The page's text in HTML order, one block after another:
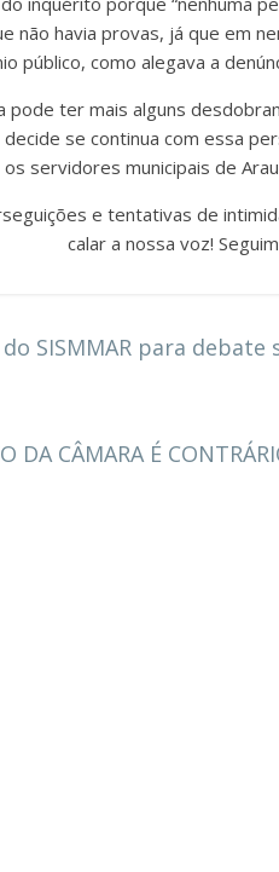
não havia provas, já que em
público, como alegava a
pode ter mais alguns
se continua com essa
servidores municipais de
e tentativas de
calar a nossa voz!
do SISMMAR para
DA CÂMARA É